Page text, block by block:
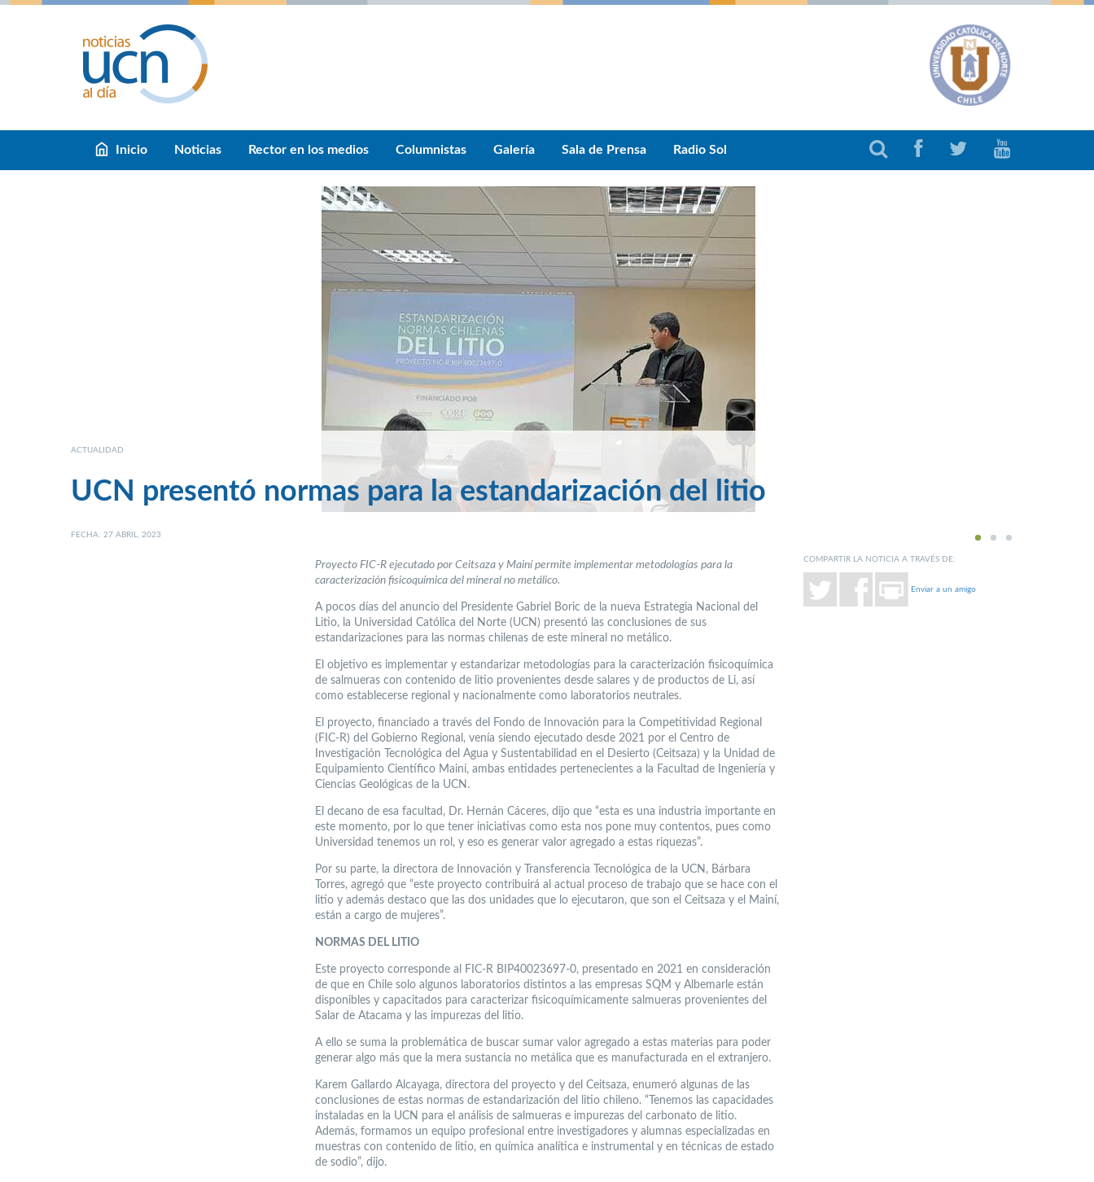
Inicio Noticias Rector en los medios Columnistas Galería Sala de Prensa Radio Sol
1 2 3
ACTUALIDAD
UCN presentó normas para la estandarización del litio
FECHA: 27 ABRIL, 2023
Proyecto FIC-R ejecutado por Ceitsaza y Mainí permite implementar metodologías para la
caracterización fisicoquímica del mineral no metálico.
A pocos días del anuncio del Presidente Gabriel Boric de la nueva Estrategia Nacional del
Litio, la Universidad Católica del Norte (UCN) presentó las conclusiones de sus
estandarizaciones para las normas chilenas de este mineral no metálico.
El objetivo es implementar y estandarizar metodologías para la caracterización fisicoquímica
de salmueras con contenido de litio provenientes desde salares y de productos de Li, así
como establecerse regional y nacionalmente como laboratorios neutrales.
El proyecto, financiado a través del Fondo de Innovación para la Competitividad Regional
(FIC-R) del Gobierno Regional, venía siendo ejecutado desde 2021 por el Centro de
Investigación Tecnológica del Agua y Sustentabilidad en el Desierto (Ceitsaza) y la Unidad de
Equipamiento Científico Mainí, ambas entidades pertenecientes a la Facultad de Ingeniería y
Ciencias Geológicas de la UCN.
El decano de esa facultad, Dr. Hernán Cáceres, dijo que “esta es una industria importante en
este momento, por lo que tener iniciativas como esta nos pone muy contentos, pues como
Universidad tenemos un rol, y eso es generar valor agregado a estas riquezas”.
Por su parte, la directora de Innovación y Transferencia Tecnológica de la UCN, Bárbara
Torres, agregó que “este proyecto contribuirá al actual proceso de trabajo que se hace con el
litio y además destaco que las dos unidades que lo ejecutaron, que son el Ceitsaza y el Mainí,
están a cargo de mujeres”.
NORMAS DEL LITIO
Este proyecto corresponde al FIC-R BIP40023697-0, presentado en 2021 en consideración
de que en Chile solo algunos laboratorios distintos a las empresas SQM y Albemarle están
disponibles y capacitados para caracterizar fisicoquímicamente salmueras provenientes del
Salar de Atacama y las impurezas del litio.
A ello se suma la problemática de buscar sumar valor agregado a estas materias para poder
generar algo más que la mera sustancia no metálica que es manufacturada en el extranjero.
Karem Gallardo Alcayaga, directora del proyecto y del Ceitsaza, enumeró algunas de las
conclusiones de estas normas de estandarización del litio chileno. “Tenemos las capacidades
instaladas en la UCN para el análisis de salmueras e impurezas del carbonato de litio.
Además, formamos un equipo profesional entre investigadores y alumnas especializadas en
muestras con contenido de litio, en química analítica e instrumental y en técnicas de estado
de sodio”, dijo.
COMPARTIR LA NOTICIA A TRAVÉS DE:
Enviar a un amigo